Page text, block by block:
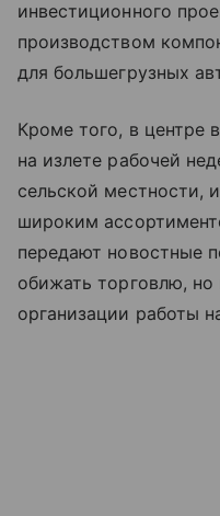
инвестиционного
производством
для большегрузных
Кроме того, в центре
на излете рабочей
сельской местности,
широким
передают новостные
обижать торговлю, но
организации работы